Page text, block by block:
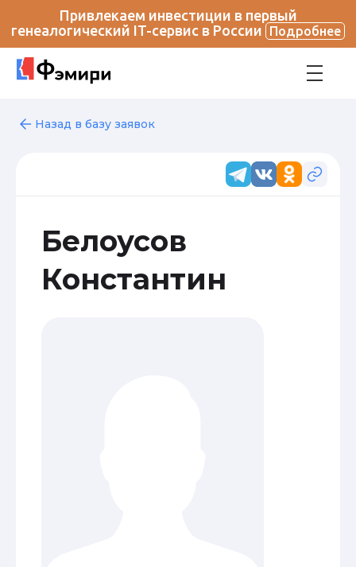
Привлекаем инвестиции в первый
генеалогический IT-сервис в России
Подробнее
Назад в базу заявок
Белоусов
Константин